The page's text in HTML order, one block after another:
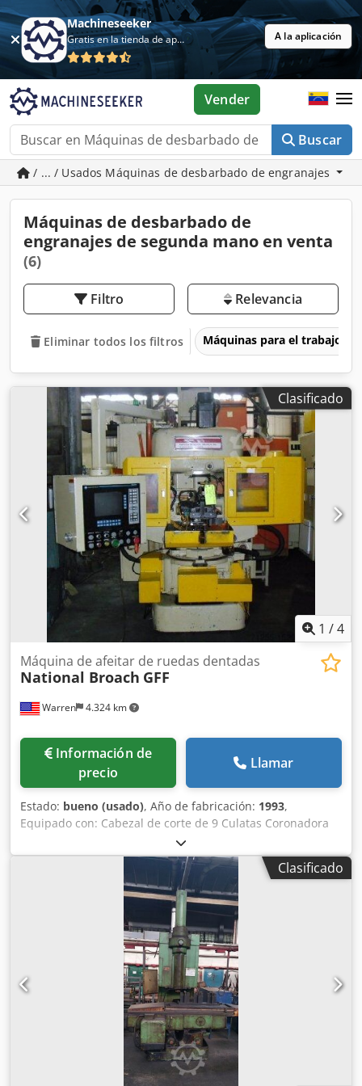
Machineseeker
Gratis en la tienda de aplicaciones A la aplicación
Buscar
Vender
/ ... / Usados Máquinas de desbarbado de engranajes
Máquinas de desbarbado de
engranajes de segunda mano en venta
(6)
Filtro Relevancia
Eliminar todos los filtros Máquinas para el trabajo
Clasificado
1 /4
Warren 4.324 km
Máquina de afeitar de ruedas dentadas
National Broach GFF
Información de
precio
Llamar
Estado: bueno (usado), Año de fabricación: 1993,
Equipado con: Cabezal de corte de 9 Culatas Coronadora
Cargador automático Balanzas Heidenhein Cabezal de
corte de velocidad/alimentación variable Puerto serie
RS232 Lubricante Trabon Refrigerante con separador
magnético de virutas Servomotores AC Protección
completa contra salpicaduras Luz de pila Manuales
Especificaciones: Engranaje de trabajo Diámetro de paso
9" & 12" Cabezal de corte: 1-12", 1-8" D.E. máx. del
engranaje de trabajo D.E. 9" y 12" Cabezal de corte: 12
1/2", 8 1/2" Rango de paso de diámetro: 4-20 Distancia
entre centros: 23 RPM Cortador 9" & 12" Cabezal" 50-500,
50-400 Max. Recorrido de la mesa Convencional,
tangencial, diagonal: 5", 2" 5"-2" Ángulo de
Desplazamiento Diagonal Afeitado Recto: 0 Deg. - 90 Deg.
Ángulo transversal Rasurado en corona: 45 Gr. Máx. Máx.
Max. Coronación del ángulo de la mesa: 5 Deg. Max.
Clasificado